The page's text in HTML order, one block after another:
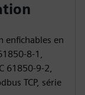
enfichables en
8-1,
61850-9-2,
TCP, série